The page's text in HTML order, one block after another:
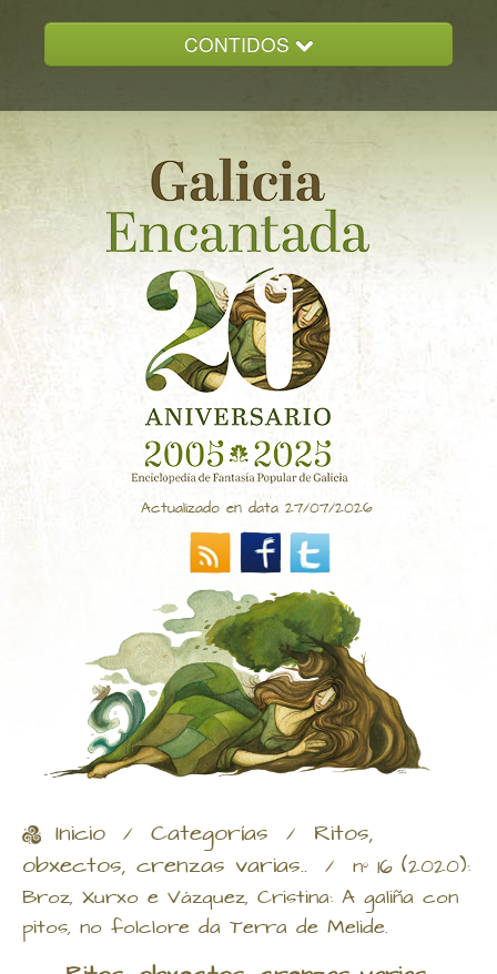
CONTIDOS
GALICIA ENCANTADA
DOCUMENTACION
NOVAS
CONTACTO
Actualizado en data 27/07/2026
Inicio / Categorías / Ritos,
obxectos, crenzas varias.. / nº 16 (2020):
Broz, Xurxo e Vázquez, Cristina: A galiña con
pitos, no folclore da Terra de Melide.